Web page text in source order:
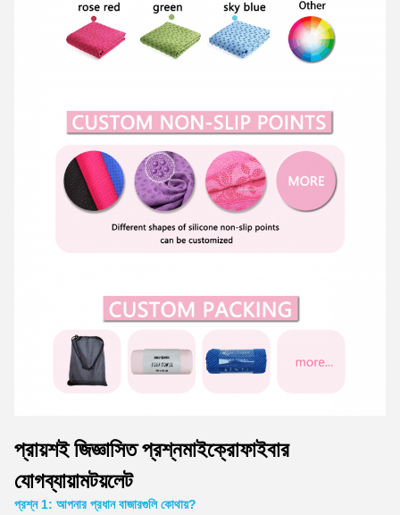
প্রায়শই জিজ্ঞাসিত প্রশ্নমাইক্রোফাইবার
যোগব্যায়ামটয়লেট
প্রশ্ন 1: আপনার প্রধান বাজারগুলি কোথায়?